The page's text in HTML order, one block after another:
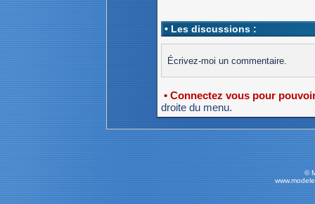
• Les discussions :
Écrivez-moi un commentaire.
• Connectez vous pour
droite du menu.
©